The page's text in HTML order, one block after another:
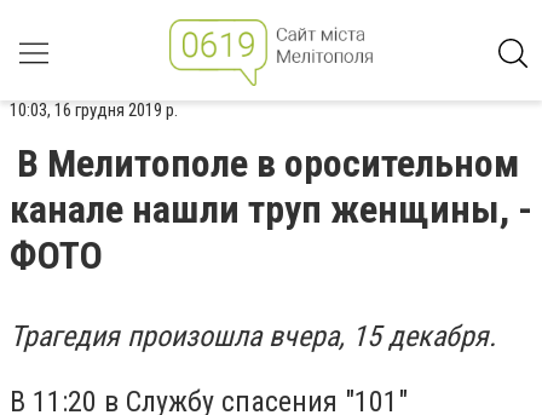
10:03, 16 грудня 2019 р.
В Мелитополе в оросительном
канале нашли труп женщины, -
ФОТО
Трагедия произошла вчера, 15 декабря.
В 11:20 в Службу спасения "101"